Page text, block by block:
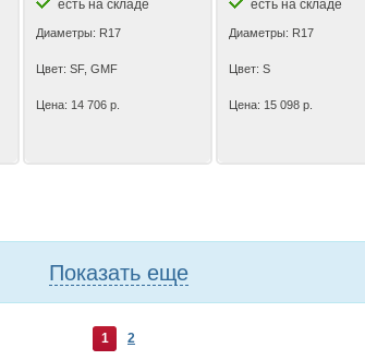
есть на складе
Диаметры: R17
Цвет: SF, GMF
Цена: 14 706 р.
есть на складе
Диаметры: R17
Цвет: S
Цена: 15 098 р.
Показать еще
1 2